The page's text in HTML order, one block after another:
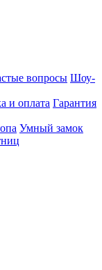
вопросы Шоу-
и оплата Гарантия
Умный замок